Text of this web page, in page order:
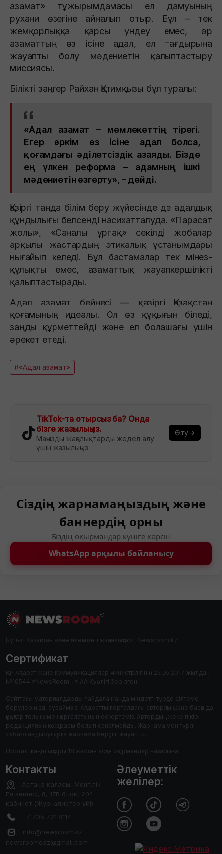
азамат» тұжырымдамасы ел дамуының
рухани өзегіне айналып отыр. Бұл – тек
жемқорлыққа қарсы үндеу емес, әр
азаматтың өз ісіне адал, ел тағдырына
жауапты болу мәдениетін қалыптастыру
миссиясы.
Білікті заңгер Райхан Қатимқызы бұл туралы:
«Адал азамат – мемлекеттің тірегі.
Егер әркім өз ісіне адал болса,
қоғамдағы әділетсіздік азаяды. Бізде
ең үлкен реформа – адамның ішкі
мәдениетін өзгерту», – дейді.
Қазіргі таңда білім беру жүйесінде де адалдық
құндылығы белсенді насихатталуда. «Парасат
жолы», «Саналы ұрпақ» секілді жобалар
арқылы жастардың этикалық ұстанымдары
нығайып келеді. Бұл бастамалар тек мінез-
құлықты емес, азаматтық жауапкершілікті
қалыптастырады.
Адал азамат бейнесі — қазіргі Қазақстан
қоғамының идеалы. Ол өз құқығын біледі,
заңды құрметтейді және ел болашағы үшін
әрекет етеді.
#«Адал азамат»
TikTok-та отырсыз ба? Онда
бізге жазылыңыз.
Маңызды жаңалықтарды жедел алу
үшін жазылыңыз.
Өту→
Сіздің жарнамаңыздың және
баннердің орны
Біздің оқырмандар күніге көрсін
WhatsApp арқылы байланысу
Бүгінгі Қазақстан және әлемдегі жаңалықтар | Newsroom.kz
Сертификат
ҚР Ақпарат және коммуникациялар министрлігінің 25.05.2017 жылдан
№16544 «NewsRoom +» АА Куәлігі берілген.
Сайттағы материалдарды пайдаланғанда міндетті түрде сілтеме
берулеріңізді сұраймыз. Ақпараттық порталдағы авторлық және басқа да
құқықтар толығымен қорғалатынын ескертеміз. Автордың жеке пікірі
редакцияның көзқарасы болып саналмайды. Жарнама мен түрлі
хабарландыруларға жарнама беруші жауапты.
Портал жаңалықтары 18 жастан асқан оқырмандар назарына.
Контакты
Астана каласы, Менгілік
Ел кешесі, 8, 17В блок, 204-
кабинет (Журналистер уйі)
+7 705 721 8114
info@newsroom.kz
newsroomqaz@gmail.com
Әлеуметтік
желілер: